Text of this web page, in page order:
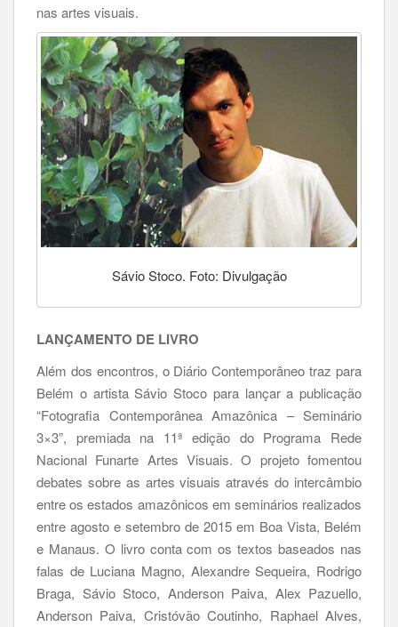
nas artes visuais.
Sávio Stoco. Foto: Divulgação
LANÇAMENTO DE LIVRO
Além dos encontros, o Diário Contemporâneo traz para
Belém o artista Sávio Stoco para lançar a publicação
“Fotografia Contemporânea Amazônica – Seminário
3×3”, premiada na 11ª edição do Programa Rede
Nacional Funarte Artes Visuais. O projeto fomentou
debates sobre as artes visuais através do intercâmbio
entre os estados amazônicos em seminários realizados
entre agosto e setembro de 2015 em Boa Vista, Belém
e Manaus. O livro conta com os textos baseados nas
falas de Luciana Magno, Alexandre Sequeira, Rodrigo
Braga, Sávio Stoco, Anderson Paiva, Alex Pazuello,
Anderson Paiva, Cristóvão Coutinho, Raphael Alves,